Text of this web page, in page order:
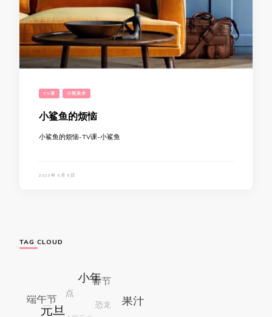
TV课 小熊美术
小鲨鱼的烦恼
小鲨鱼的烦恼-TV课-小鲨鱼
2023年 5月 5日
TAG CLOUD